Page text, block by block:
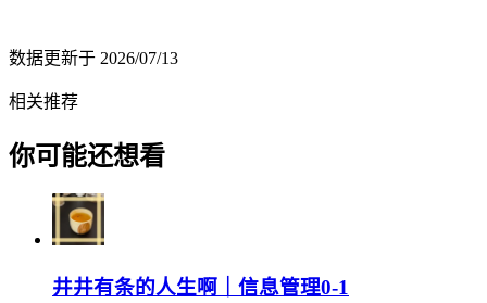
数据更新于 2026/07/13
相关推荐
你可能还想看
井井有条的人生啊｜信息管理0-1